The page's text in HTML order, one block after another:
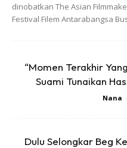
dinobatkan The Asian
Festival Filem Antarabangsa
“Momen Terakhir
Suami Tunaikan
Nana -
Dulu Selongkar Beg